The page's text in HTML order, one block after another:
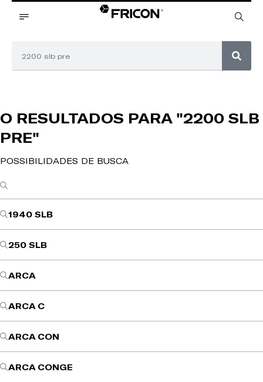
O RESULTADOS PARA "2200 SLB
PRE"
POSSIBILIDADES DE BUSCA
1940 SLB
250 SLB
ARCA
ARCA C
ARCA CON
ARCA CONGE